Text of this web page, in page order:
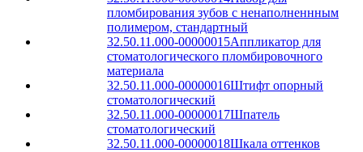
пломбирования зубов с ненаполненнным
полимером, стандартный
32.50.11.000-00000015Аппликатор для
стоматологического пломбировочного
материала
32.50.11.000-00000016Штифт опорный
стоматологический
32.50.11.000-00000017Шпатель
стоматологический
32.50.11.000-00000018Шкала оттенков